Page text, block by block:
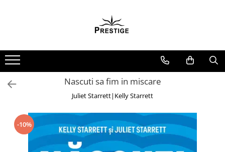
Noutati
Promotii
Pachete Speciale Carti
Spiritualitate - Ezoterism
Arte Divinatorii
Astrologie
Nascuti sa fim in miscare
Juliet Starrett|Kelly Starrett
-10%